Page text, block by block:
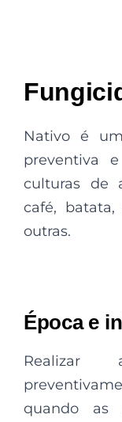
Nativo é
preventiva
culturas de
café,
outras.
Época e
Realizar
quando as